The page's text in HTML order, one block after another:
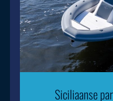
Siciliaanse